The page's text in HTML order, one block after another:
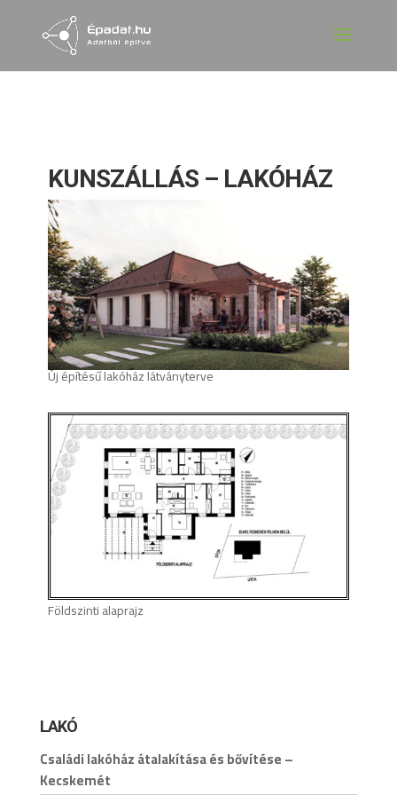
KUNSZÁLLÁS – LAKÓHÁZ
Új építésű lakóház látványterve
Földszinti alaprajz
LAKÓ
Családi lakóház átalakítása és bővítése –
Kecskemét